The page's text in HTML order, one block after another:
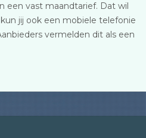
een vast maandtarief. Dat wil
jij ook een mobiele telefonie
vermelden dit als een